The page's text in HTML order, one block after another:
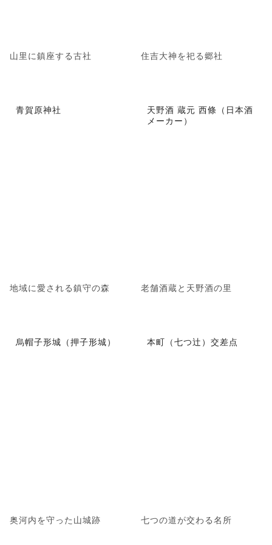
山里に鎮座する古社 住吉大神を祀る郷社
青賀原神社
地域に愛される鎮守の森
天野酒 蔵元 西條（日本酒
メーカー）
老舗酒蔵と天野酒の里
烏帽子形城（押子形城）
奥河内を守った山城跡
本町（七つ辻）交差点
七つの道が交わる名所